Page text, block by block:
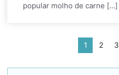
popular molho de carne […]
1 2 3